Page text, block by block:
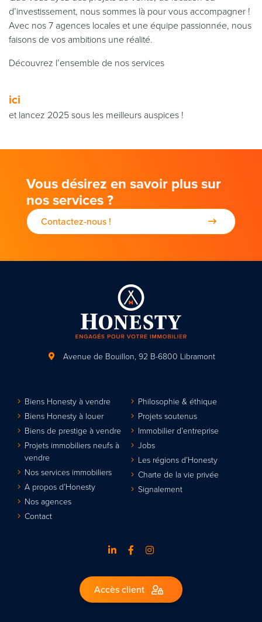
d’investissement, nous sommes là pour vous accompagner !
Avec nos 7 agences locales et une équipe passionnée, nous
faisons de vos ambitions une réalité.
Découvrez l’ensemble de nos services
ici
et lancez 2025 sous les meilleurs auspices !
Vous désirez en savoir plus sur
nos services ?
Contactez-nous !
Avenue de Bouillon, 92 B-6800 Libramont
Biens Honesty à vendre
Biens Honesty à louer
Biens de prestige à vendre
Projets immobiliers neufs à
vendre
Nos services immobiliers
A propos d’Honesty
Nos agences
Contact
Philosophie & éthique
Projets soutenus
Immobilier d’entreprise
Jobs
Les régions d’Honesty
Charte de la vie privée
Signalement
Accès client